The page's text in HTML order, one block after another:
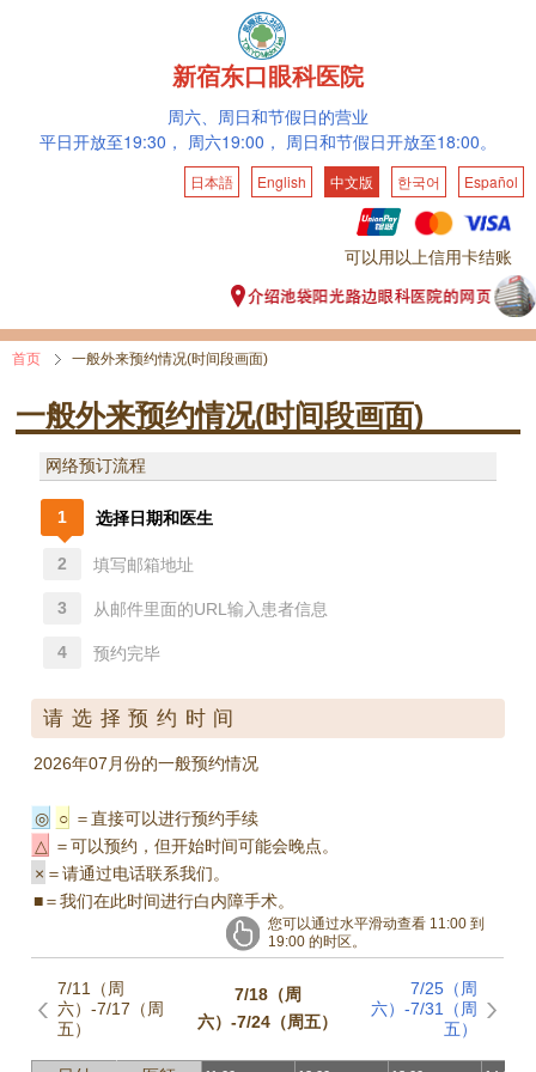
新宿东口眼科医院
周六、 周日和节假日的营业
平日开放至19:30， 周六19:00， 周日和节假日开放至18:00。
日本語 English 中文版 한국어 Español
可以用以上信用卡结账
首页 一般外来预约情况(时间段画面)
一般外来预约情况(时间段画面)
网络预订流程
1 选择日期和医生
2 填写邮箱地址
3 从邮件里面的URL输入患者信息
4 预约完毕
请选择预约时间
2026年07月份的一般预约情况
◎ ○ ＝直接可以进行预约手续
△
＝可以预约，但开始时间可能会晚点。
× ＝请通过电话联系我们。
■＝我们在此时间进行白内障手术。
您可以通过水平滑动查看 11:00 到
19:00 的时区。
7/11（周
六）-7/17（周
五）
7/18（周
六）-7/24（周五）
7/25（周
六）-7/31（周
五）